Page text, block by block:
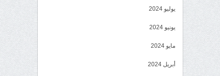
يوليو 2024
يونيو 2024
مايو 2024
أبريل 2024